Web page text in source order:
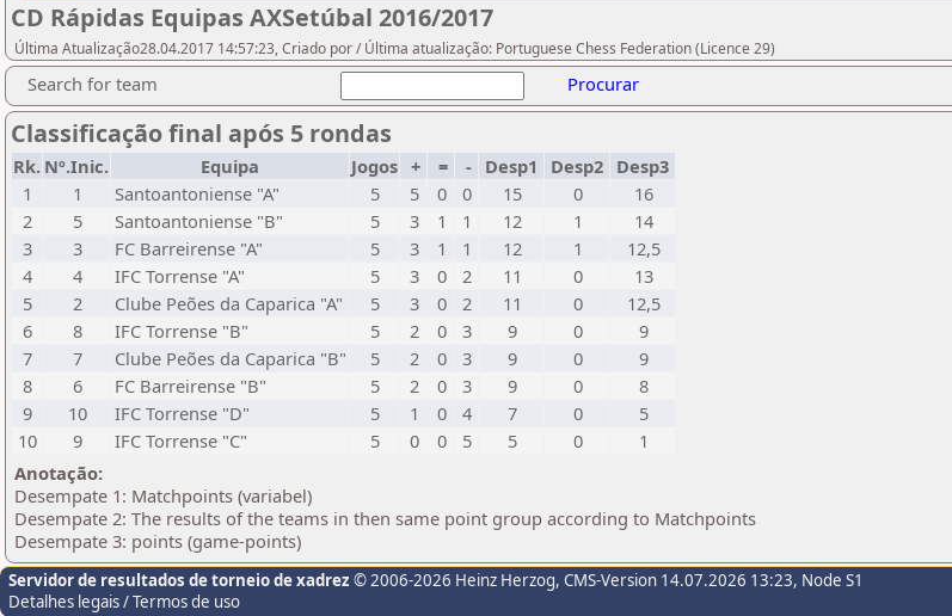
CD Rápidas Equipas AXSetúbal 2016/2017
Última Atualização28.04.2017 14:57:23, Criado por / Última atualização: Portuguese Chess Federation (Licence 29)
Search for team Procurar
Classificação final após 5 rondas
Rk. Nº.Inic. Equipa Jogos + = - Desp1 Desp2 Desp3
1
1 Santoantoniense "A" 5 5 0 0 15 0
16
2
5 Santoantoniense "B" 5 3 1 1 12 1
14
3
3 FC Barreirense "A" 5 3 1 1 12 1
12,5
4
4 IFC Torrense "A" 5 3 0 2 11 0
13
5
2 Clube Peões da Caparica "A" 5 3 0 2 11 0
12,5
6
8 IFC Torrense "B" 5 2 0 3 9 0
9
7
7 Clube Peões da Caparica "B" 5 2 0 3 9 0
9
8
6 FC Barreirense "B" 5 2 0 3 9 0
8
9
10 IFC Torrense "D" 5 1 0 4 7 0
5
10
9 IFC Torrense "C" 5 0 0 5 5 0
1
Anotação:
Desempate 1: Matchpoints (variabel)
Desempate 2: The results of the teams in then same point group according to Matchpoints
Desempate 3: points (game-points)
Servidor de resultados de torneio de xadrez © 2006-2026 Heinz Herzog, CMS-Version 14.07.2026 13:23, Node S1
Detalhes legais / Termos de uso